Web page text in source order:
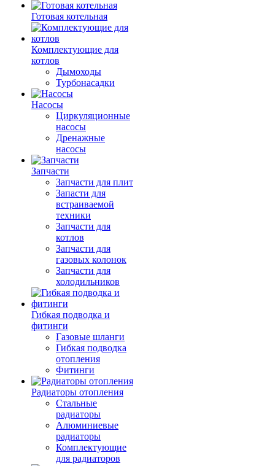
Готовая котельная
Комплектующие для
котлов
Дымоходы
Турбонасадки
Насосы
Циркуляционные
насосы
Дренажные
насосы
Запчасти
Запчасти для плит
Запасти для
встраиваемой
техники
Запчасти для
котлов
Запчасти для
газовых колонок
Запчасти для
холодильников
Гибкая подводка и
фитинги
Газовые шланги
Гибкая подводка
отопления
Фитинги
Радиаторы отопления
Стальные
радиаторы
Алюминиевые
радиаторы
Комплектующие
для радиаторов